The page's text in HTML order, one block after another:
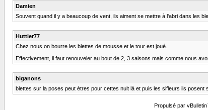
Damien
Souvent quand il y a beaucoup de vent, ils aiment se mettre à l'abri dans les
Huttier77
Chez nous on bourre les blettes de mousse et le tour est joué.
Effectivement, il faut renouveler au bout de 2, 3 saisons mais comme nous
biganons
blettes sur la poses peut ètres pour cettes nuit là et puis les sifleurs ils posent
Propulsé par